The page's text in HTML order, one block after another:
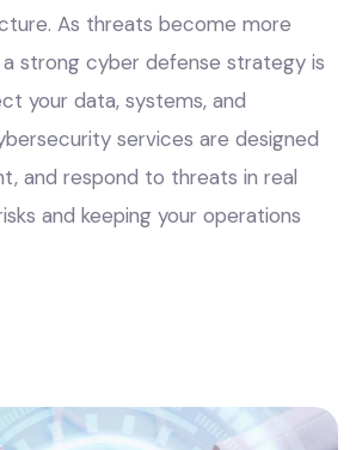
As threats become more
a strong cyber defense strategy is
your data, systems, and
services are designed
and respond to threats in real
and keeping your operations